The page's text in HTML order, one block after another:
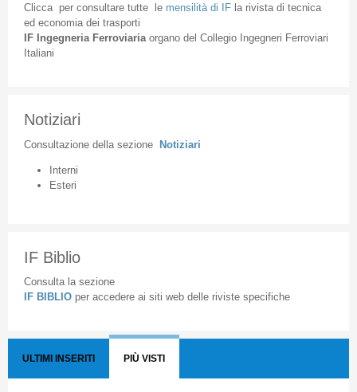
Cliccaper consultare tuttele mensilità di IFla rivista di tecnica
ed economia dei trasporti
IF Ingegneria Ferroviaria organodel Collegio Ingegneri Ferroviari
Italiani
Notiziari
Consultazione della sezione Notiziari
Interni
Esteri
IF Biblio
Consulta la sezione
IF BIBLIO per accedere ai siti web delle riviste specifiche
ULTIMI INSERITI PIÙ VISTI